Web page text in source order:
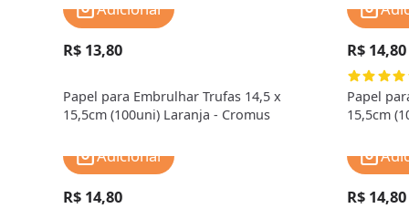
R$ 13,80
Papel para Embrulhar Trufas 14,5 x
15,5cm (100uni) Laranja - Cromus
Adicionar
R$ 14,80
Papel
15,5cm
R$ 14,80
Adicionar
R$ 14,80